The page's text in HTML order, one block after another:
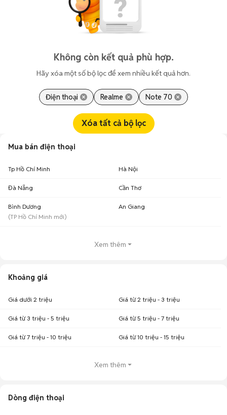
Không còn kết quả phù hợp.
Hãy xóa một số bộ lọc để xem nhiều kết quả hơn.
Điện thoại Realme Note 70
Xóa tất cả bộ lọc
Mua bán điện thoại
Tp Hồ Chí Minh Hà Nội
Đà Nẵng Cần Thơ
Bình Dương
(TP Hồ Chí Minh mới)
An Giang
Xem thêm
Khoảng giá
Giá dưới 2 triệu Giá từ 2 triệu - 3 triệu
Giá từ 3 triệu - 5 triệu Giá từ 5 triệu - 7 triệu
Giá từ 7 triệu - 10 triệu Giá từ 10 triệu - 15 triệu
Xem thêm
Dòng điện thoại